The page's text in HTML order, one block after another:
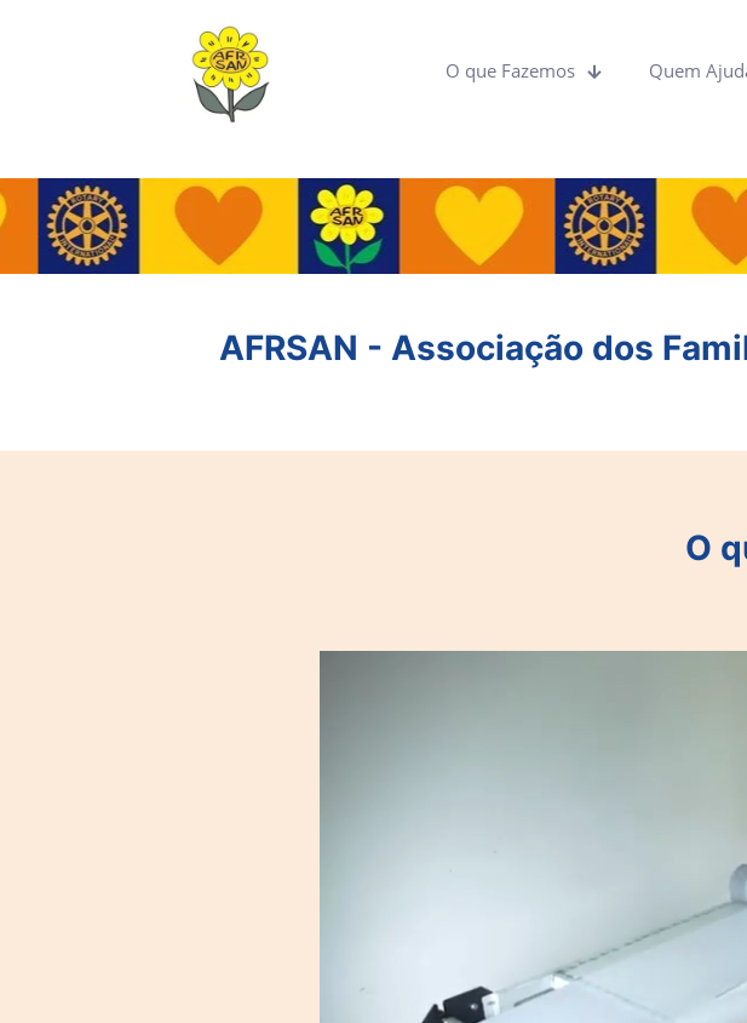
O que Fazemos Quem
AFRSAN - Associação dos
O